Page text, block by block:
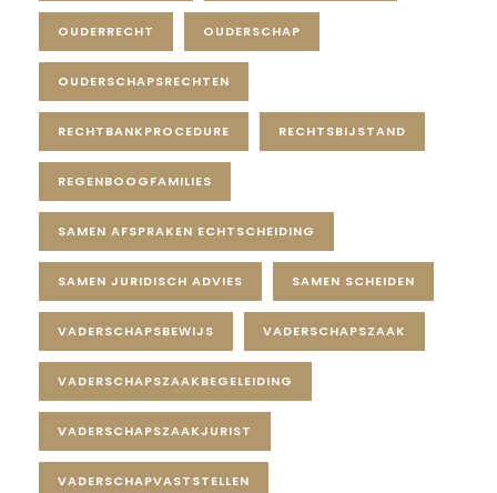
OUDERRECHT OUDERSCHAP
OUDERSCHAPSRECHTEN
RECHTBANKPROCEDURE RECHTSBIJSTAND
REGENBOOGFAMILIES
SAMEN AFSPRAKEN ECHTSCHEIDING
SAMEN JURIDISCH ADVIES SAMEN SCHEIDEN
VADERSCHAPSBEWIJS VADERSCHAPSZAAK
VADERSCHAPSZAAKBEGELEIDING
VADERSCHAPSZAAKJURIST
VADERSCHAPVASTSTELLEN